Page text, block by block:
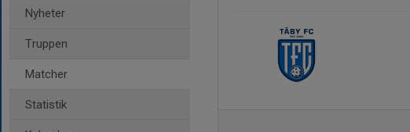
Nyheter
Truppen
Matcher
Statistik